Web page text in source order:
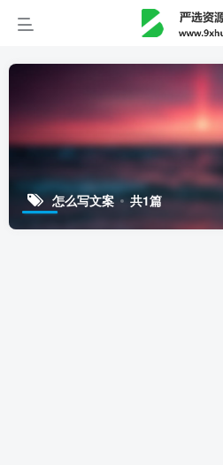
怎么写文案 共1篇